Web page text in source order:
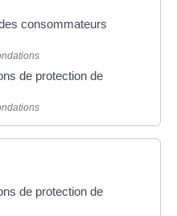
consommateurs
de protection de
de protection de